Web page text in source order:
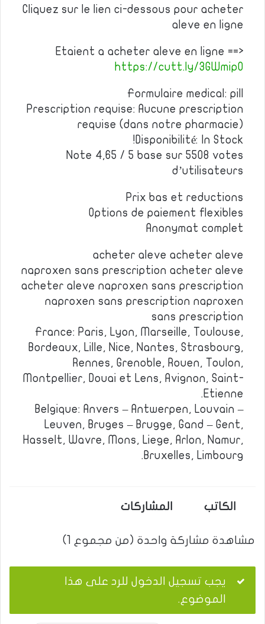
Cliquez sur le lien ci-dessous pour acheter
aleve en ligne
Etaient a acheter aleve en ligne ==>
https://cutt.ly/3GWmipO
Formulaire medical: pill
Prescription requise: Aucune prescription
requise (dans notre pharmacie)
Disponibilité: In Stock!
Note 4,65 / 5 base sur 5508 votes
d’utilisateurs
Prix bas et reductions
Options de paiement flexibles
Anonymat complet
acheter aleve acheter aleve
naproxen sans prescription acheter aleve
acheter aleve naproxen sans prescription
naproxen sans prescription naproxen
sans prescription
France: Paris, Lyon, Marseille, Toulouse,
Bordeaux, Lille, Nice, Nantes, Strasbourg,
Rennes, Grenoble, Rouen, Toulon,
Montpellier, Douai et Lens, Avignon, Saint-
Etienne.
Belgique: Anvers – Antwerpen, Louvain –
Leuven, Bruges – Brugge, Gand – Gent,
Hasselt, Wavre, Mons, Liege, Arlon, Namur,
Bruxelles, Limbourg.
الكاتب المشاركات
مشاهدة مشاركة واحدة (من مجموع 1)
يجب تسجيل الدخول للرد على هذا
الموضوع.